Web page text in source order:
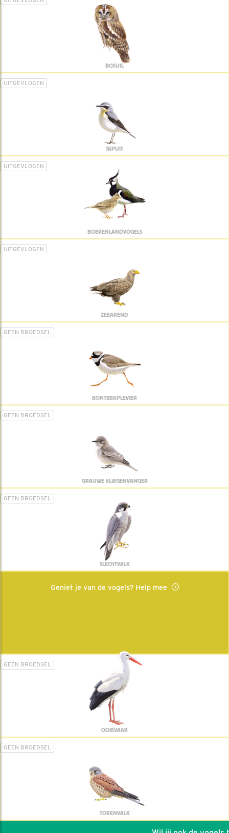
BOSUIL
UITGEVLOGEN
TAPUIT
UITGEVLOGEN
BOERENLANDVOGELS
UITGEVLOGEN
ZEEAREND
GEEN BROEDSEL
BONTBEKPLEVIER
GEEN BROEDSEL
GRAUWE VLIEGENVANGER
GEEN BROEDSEL
SLECHTVALK
Geniet je van de vogels? Help mee
GEEN BROEDSEL
OOIEVAAR
GEEN BROEDSEL
TORENVALK